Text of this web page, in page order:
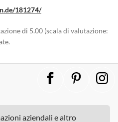
181274/
di 5.00 (scala di valutazione:
aziendali e altro